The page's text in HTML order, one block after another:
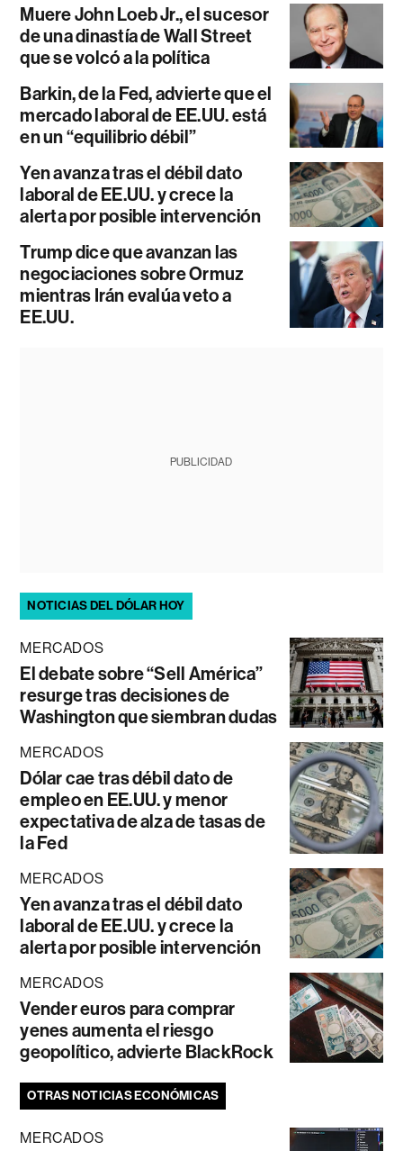
Muere John Loeb Jr., el sucesor
de una dinastía de Wall Street
que se volcó a la política
Barkin, de la Fed, advierte que el
mercado laboral de EE.UU. está
en un “equilibrio débil”
Yen avanza tras el débil dato
laboral de EE.UU. y crece la
alerta por posible intervención
Trump dice que avanzan las
negociaciones sobre Ormuz
mientras Irán evalúa veto a
EE.UU.
PUBLICIDAD
NOTICIAS DEL DÓLAR HOY
MERCADOS
El debate sobre “Sell América”
resurge tras decisiones de
Washington que siembran dudas
MERCADOS
Dólar cae tras débil dato de
empleo en EE.UU. y menor
expectativa de alza de tasas de
la Fed
MERCADOS
Yen avanza tras el débil dato
laboral de EE.UU. y crece la
alerta por posible intervención
MERCADOS
Vender euros para comprar
yenes aumenta el riesgo
geopolítico, advierte BlackRock
OTRAS NOTICIAS ECONÓMICAS
MERCADOS